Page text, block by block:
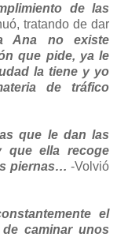
de las
tratando de dar
Ana no existe
que pide, ya le
la tiene y yo
de tráfico
que le dan las
que ella recoge
piernas… -Volvió
el
caminar unos